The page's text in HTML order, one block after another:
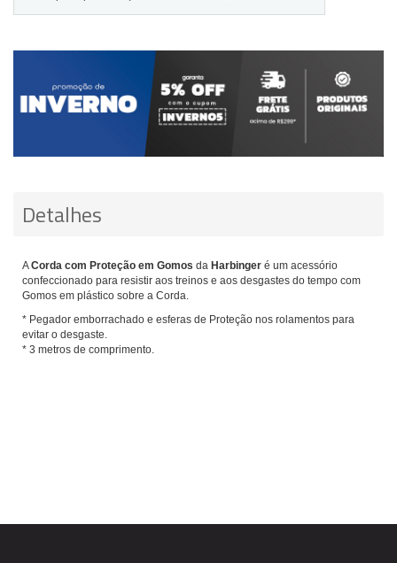
Detalhes
ACorda com Proteção em Gomos da Harbinger é um acessório
confeccionado para resistir aos treinos e aos desgastes do tempo com
Gomos em plástico sobre a Corda.
* Pegador emborrachado e esferas de Proteção nos rolamentos para
evitar o desgaste.
* 3 metros de comprimento.